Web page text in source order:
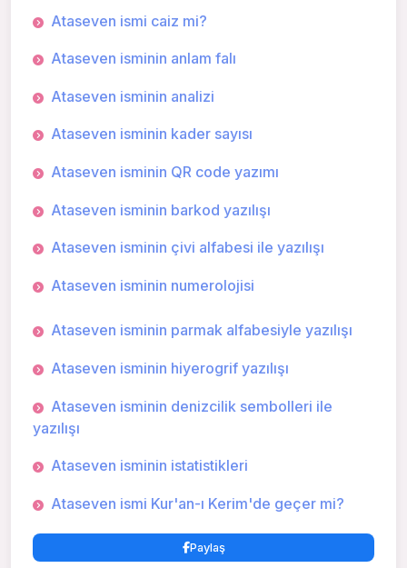
Ataseven ismi caiz mi?
Ataseven isminin anlam falı
Ataseven isminin analizi
Ataseven isminin kader sayısı
Ataseven isminin QR code yazımı
Ataseven isminin barkod yazılışı
Ataseven isminin çivi alfabesi ile yazılışı
Ataseven isminin numerolojisi
Ataseven isminin parmak alfabesiyle yazılışı
Ataseven isminin hiyerogrif yazılışı
Ataseven isminin denizcilik sembolleri ile
yazılışı
Ataseven isminin istatistikleri
Ataseven ismi Kur'an-ı Kerim'de geçer mi?
Paylaş